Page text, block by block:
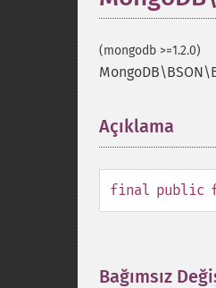
(mongodb >=1.2.0)
Açıklama
final public
Bağımsız